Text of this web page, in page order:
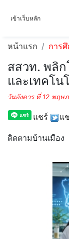
เข้าเว็บหลัก
หน้าแรก การ
สสวท. พลิก
และเทคโน
วันอังคาร ที่ 12 พฤษ
แชร์ แ
ติดตามบ้านเมือง